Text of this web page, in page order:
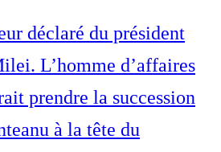
déclaré du président
L’homme d’affaires
prendre la succession
à la tête du